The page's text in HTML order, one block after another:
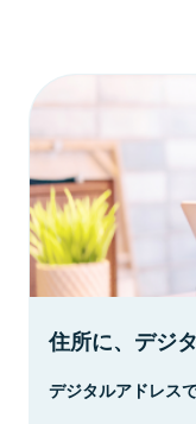
住所に、デジ
デジタルアドレス